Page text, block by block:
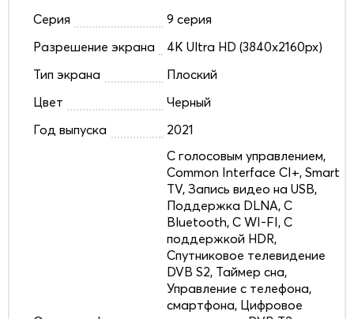
Серия
9 серия
Разрешение экрана
4K Ultra HD (3840x2160px)
Тип экрана
Плоский
Цвет
Черный
Год выпуска
2021
C голосовым управлением,
Common Interface CI+, Smart
TV, Запись видео на USB,
Поддержка DLNA, С
Bluetooth, С WI-FI, С
поддержкой HDR,
Спутниковое телевидение
DVB S2, Таймер сна,
Управление с телефона,
смартфона, Цифровое